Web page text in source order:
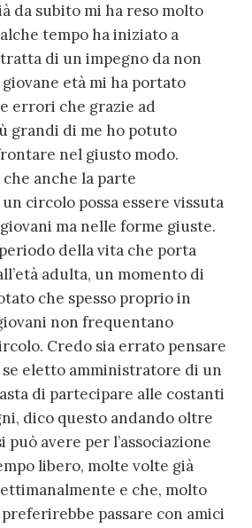
da subito mi ha reso molto
tempo ha iniziato a
tratta di un impegno da non
età mi ha portato
errori che grazie ad
grandi di me ho potuto
nel giusto modo.
anche la parte
circolo possa essere vissuta
ma nelle forme giuste.
della vita che porta
adulta, un momento di
che spesso proprio in
non frequentano
Credo sia errato pensare
se eletto amministratore di un
di partecipare alle costanti
dico questo andando oltre
può avere per l’associazione
libero, molte volte già
e che, molto
passare con amici